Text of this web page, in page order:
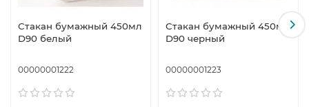
Стакан бумажный 450мл
D90 белый
00000001222
Стакан бумажный 450мл
D90 черный
00000001223